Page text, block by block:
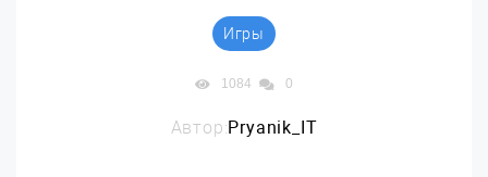
Игры
1084 0
Автор:Pryanik_IT